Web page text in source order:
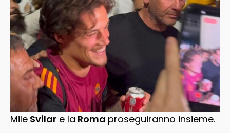
Mile Svilar e la Roma proseguiranno insieme.